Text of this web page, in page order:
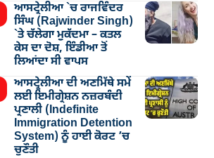
ਆਸਟ੍ਰੇਲੀਆ `ਚ ਰਾਜਵਿੰਦਰ
ਸਿੰਘ (Rajwinder Singh)
`ਤੇ ਚੱਲੇਗਾ ਮੁੁਕੱਦਮਾ – ਕਤਲ
ਕੇਸ ਦਾ ਦੋਸ਼, ਇੰਡੀਆ ਤੋਂ
ਲਿਆਂਦਾ ਸੀ ਵਾਪਸ
ਆਸਟ੍ਰੇਲੀਆ ਦੀ ਅਣਮਿੱਥੇ ਸਮੇਂ
ਲਈ ਇਮੀਗ੍ਰੇਸ਼ਨ ਨਜ਼ਰਬੰਦੀ
ਪ੍ਰਣਾਲੀ (Indefinite
Immigration Detention
System) ਨੂੰ ਹਾਈ ਕੋਰਟ ’ਚ
ਚੁਣੌਤੀ